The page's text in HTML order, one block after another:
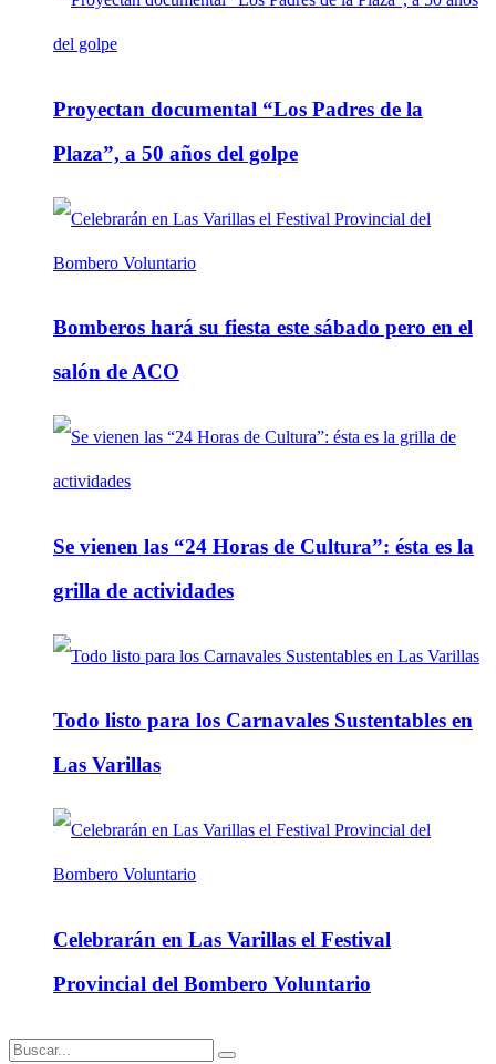
Proyectan documental “Los Padres de la
Plaza”, a 50 años del golpe
Bomberos hará su fiesta este sábado pero en el
salón de ACO
Se vienen las “24 Horas de Cultura”: ésta es la
grilla de actividades
Todo listo para los Carnavales Sustentables en
Las Varillas
Celebrarán en Las Varillas el Festival
Provincial del Bombero Voluntario